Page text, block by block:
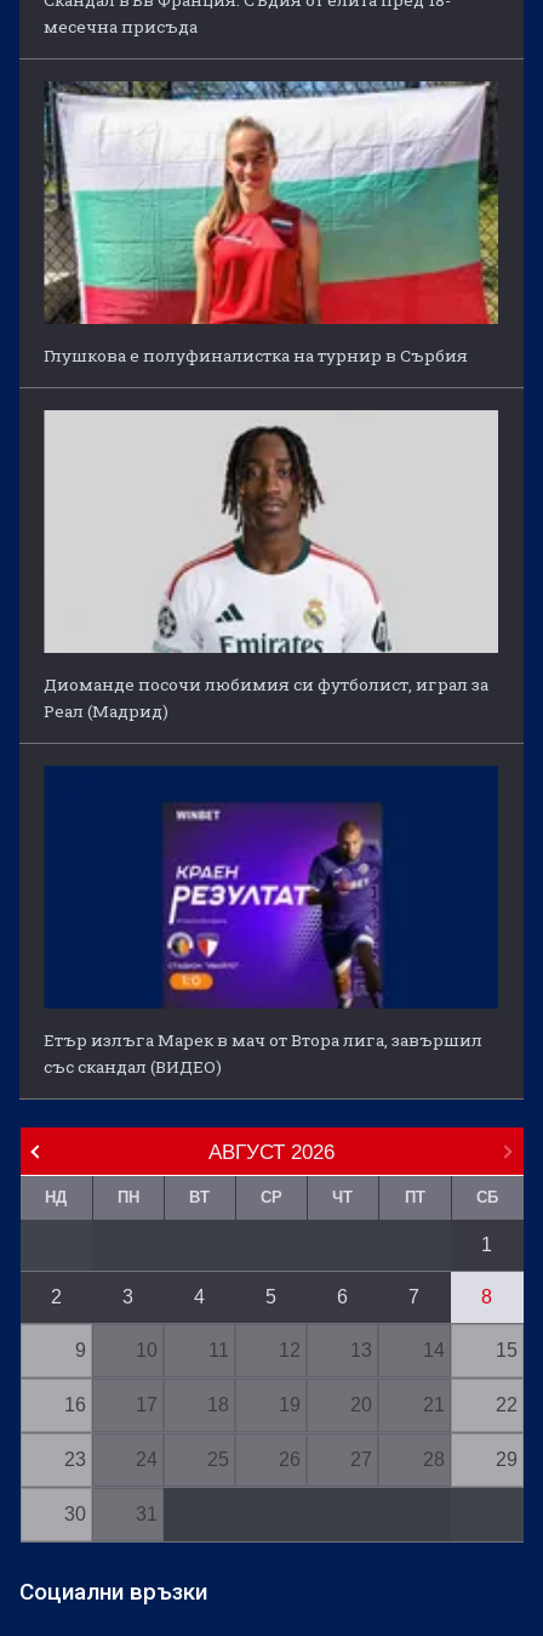
месечна присъда
Глушкова е полуфиналистка на турнир в Сърбия
Диоманде посочи любимия си футболист, играл за
Реал (Мадрид)
Етър излъга Марек в мач от Втора лига, завършил
със скандал (ВИДЕО)
АВГУСТ 2026
НД ПН ВТ СР ЧТ ПТ СБ
1
2 3 4 5 6 7 8
9 10 11 12 13 14 15
16 17 18 19 20 21 22
23 24 25 26 27 28 29
30 31
Социални връзки